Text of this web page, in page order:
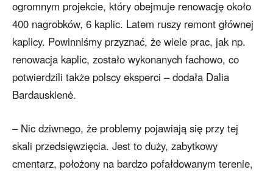
ogromnym projekcie, który obejmuje renowację około
400 nagrobków, 6 kaplic. Latem ruszy remont głównej
kaplicy. Powinniśmy przyznać, że wiele prac, jak np.
renowacja kaplic, zostało wykonanych fachowo, co
potwierdzili także polscy eksperci – dodała Dalia
Bardauskienė.
– Nic dziwnego, że problemy pojawiają się przy tej
skali przedsięwzięcia. Jest to duży, zabytkowy
cmentarz, położony na bardzo pofałdowanym terenie,